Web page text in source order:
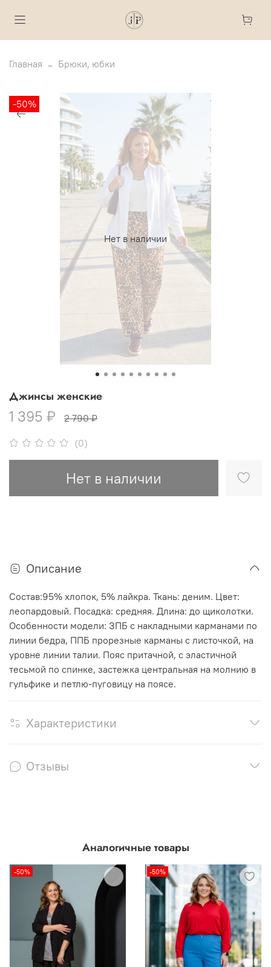
Главная Брюки, юбки
Нет в наличии
-50%
(0)
Джинсы женские
1 395 ₽ 2 790 ₽
Нет в наличии
Описание
Состав:95% хлопок, 5% лайкра. Ткань: деним. Цвет:
леопардовый. Посадка: средняя. Длина: до щиколотки.
Особенности модели: ЗПБ с накладными карманами по
линии бедра, ППБ прорезные карманы с листочкой, на
уровне линии талии. Пояс притачной, с эластичной
тесьмой по спинке, застежка центральная на молнию в
гульфике и петлю-пуговицу на поясе.
Характеристики
Отзывы
Аналогичные товары
-50% -50%